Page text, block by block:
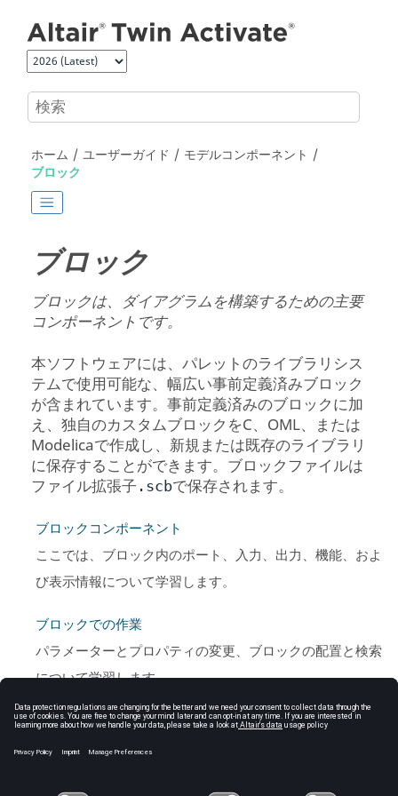
ホーム ユーザーガイド
モデルコンポーネント
ブロック
ブロック
ブロックは、ダイアグラムを構築するための主要
コンポーネントです。
本ソフトウェアには、パレットのライブラリシス
テムで使用可能な、幅広い事前定義済みブロック
が含まれています。事前定義済みのブロックに加
え、独自のカスタムブロックをC、 OML、または
Modelicaで作成し、新規または既存のライブラリ
に保存することができます。ブロックファイルは
ファイル拡張子 .scbで保存されます。
ブロックコンポーネント
ここでは、ブロック内のポート、入力、出力、機能、およ
び表示情報について学習します。
ブロックでの作業
パラメーターとプロパティの変更、ブロックの配置と検索
について学習します。
参照ブロックとインラインブロック
参照ブロックは、ライブラリシステムに含まれるブロック